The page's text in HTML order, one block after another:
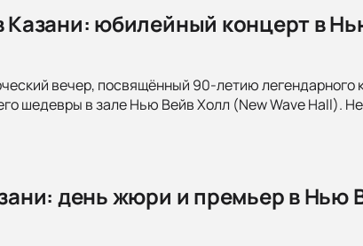
Казани: юбилейный концерт в
вечер, посвящённый 90-летию легендарного
шедевры в зале Нью Вейв Холл (New Wave Hall).
день жюри и премьер в Нью